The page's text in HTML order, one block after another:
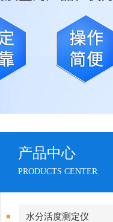
产品中心
PRODUCTS CENTER
水分活度测定仪